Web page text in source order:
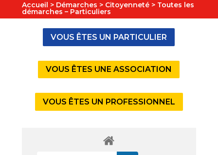
Accueil > Démarches > Citoyenneté> Toutes les
démarches – Particuliers
VOUS ÊTES UN PARTICULIER
VOUS ÊTES UNE ASSOCIATION
VOUS ÊTES UN PROFESSIONNEL